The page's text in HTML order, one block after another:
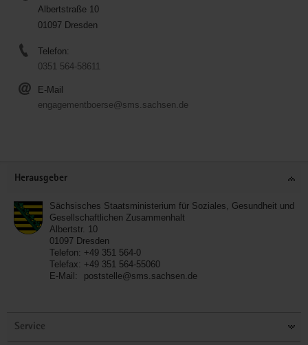
Albertstraße 10
01097 Dresden
Telefon:
0351 564-58611
E-Mail
engagementboerse@sms.sachsen.de
Herausgeber
Sächsisches Staatsministerium für Soziales, Gesundheit und
Gesellschaftlichen Zusammenhalt
Albertstr. 10
01097 Dresden
Telefon: +49 351 564-0
Telefax: +49 351 564-55060
E-Mail:
poststelle@sms.sachsen.de
Service